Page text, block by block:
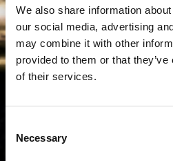
We also share information
our social media, advertising
may combine it with other
provided to them or that
of their services.
Selection
Necessary